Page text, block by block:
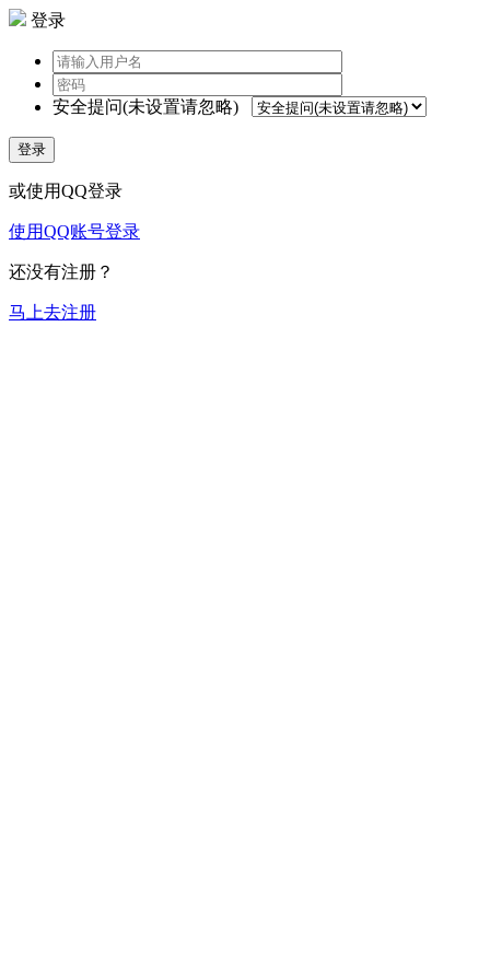
登录
安全提问(未设置请忽略)
登录
或使用QQ登录
使用QQ账号登录
还没有注册？
马上去注册